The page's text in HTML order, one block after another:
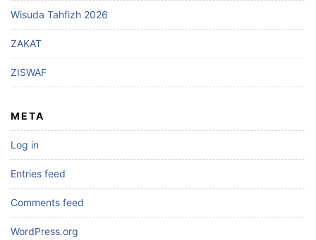
Wisuda Tahfizh 2026
ZAKAT
ZISWAF
META
Log in
Entries feed
Comments feed
WordPress.org